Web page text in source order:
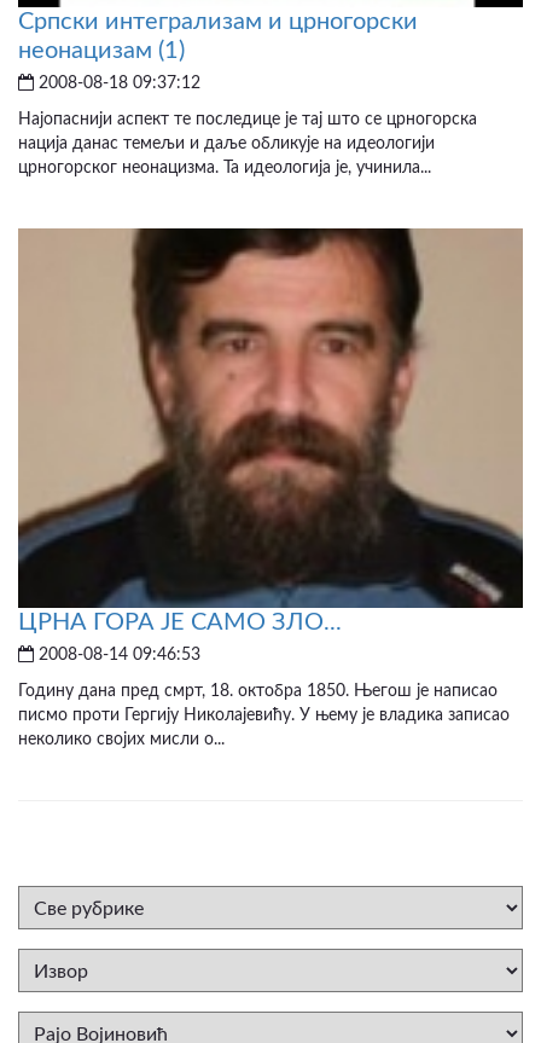
Српски интегрализам и црногорски
неонацизам (1)
2008-08-18 09:37:12
Најопаснији аспект те последице је тај што се црногорска
нација данас темељи и даље обликује на идеологији
црногорског неонацизма. Та идеологија је, учинила...
ЦРНА ГОРА ЈЕ САМО ЗЛО...
2008-08-14 09:46:53
Годину дана пред смрт, 18. октобра 1850. Његош је написао
писмо проти Гергију Николајевићу. У њему је владика записао
неколико својих мисли о...